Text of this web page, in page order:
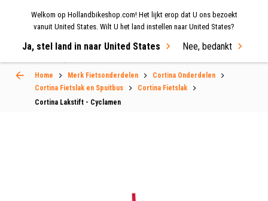
Welkom op Hollandbikeshop.com! Het lijkt erop dat U ons bezoekt
vanuit United States. Wilt U het land instellen naar United States?
Ja, stel land in naar United States Nee, bedankt
Home Merk Fietsonderdelen
Cortina Onderdelen
Cortina Fietslak en Spuitbus
Cortina Fietslak
Cortina Lakstift - Cyclamen